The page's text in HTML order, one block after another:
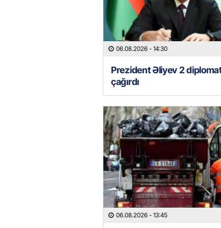
06.08.2026 - 14:30
Prezident Əliyev 2
çağırdı
06.08.2026 - 13:45